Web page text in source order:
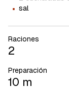
· sal
Raciones
2
Preparación
10 m